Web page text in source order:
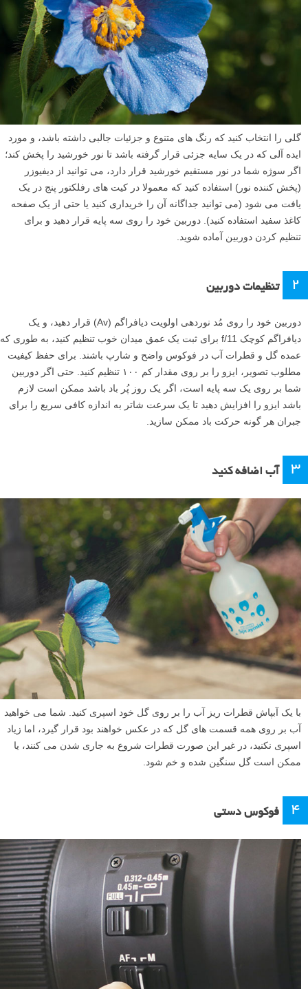
گلی را انتخاب کنید که رنگ های متنوع و جزئیات جالبی داشته باشد، و مورد
ایده آلی که در یک سایه جزئی قرار گرفته باشد تا نور خورشید را پخش کند؛
اگر سوژه شما در نور مستقیم خورشید قرار دارد، می توانید از دیفیوزر
(پخش کننده نور) استفاده کنید که معمولا در کیت های رفلکتور پنج در یک
یافت می شود (می توانید جداگانه آن را خریداری کنید یا حتی از یک صفحه
کاغذ سفید استفاده کنید). دوربین خود را روی سه پایه قرار دهید و برای
تنظیم کردن دوربین آماده شوید.
۲ تنظیمات دوربین
دوربین خود را روی مُد نوردهی اولویت دیافراگم (Av) قرار دهید، و یک
دیافراگم کوچک f/11 برای ثبت یک عمق میدان خوب تنظیم کنید، به طوری که
عمده گل و قطرات آب در فوکوس واضح و شارپ باشند. برای حفظ کیفیت
مطلوب تصویر، ایزو را بر روی مقدار کم ۱۰۰ تنظیم کنید. حتی اگر دوربین
شما بر روی یک سه پایه است، اگر یک روز پُر باد باشد ممکن است لازم
باشد ایزو را افزایش دهید تا یک سرعت شاتر به اندازه کافی سریع را برای
جبران هر گونه حرکت باد ممکن سازید.
۳ آب اضافه کنید
با یک آبپاش قطرات ریز آب را بر روی گل خود اسپری کنید. شما می خواهید
آب بر روی همه قسمت های گل که در عکس خواهند بود قرار گیرد، اما زیاد
اسپری نکنید، در غیر این صورت قطرات شروع به جاری شدن می کنند، یا
ممکن است گل سنگین شده و خم شود.